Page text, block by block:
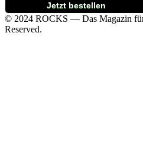
Jetzt bestellen
© 2024 ROCKS — Das Magazin
Reserved.